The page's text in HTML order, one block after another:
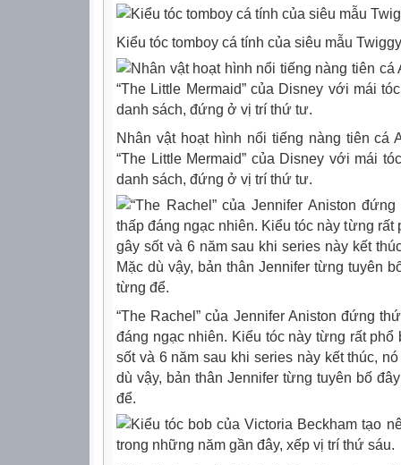
Kiểu tóc tomboy cá tính của siêu mẫu
Nhân vật hoạt hình nổi tiếng nàng tiên cá
“The Little Mermaid” của Disney với mái
danh sách, đứng ở vị trí thứ tư.
“The Rachel” của Jennifer Aniston đứng
đáng ngạc nhiên. Kiểu tóc này từng rất phổ
sốt và 6 năm sau khi series này kết thúc,
dù vậy, bản thân Jennifer từng tuyên bố
để.